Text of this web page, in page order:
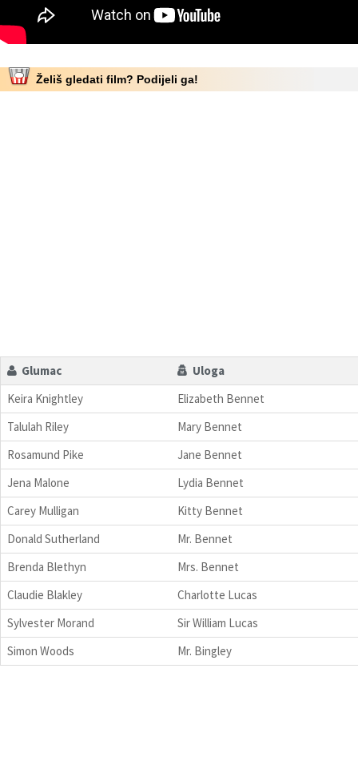
Želiš gledati film? Podijeli ga!
Glumac
Uloga
Keira Knightley
Elizabeth Bennet
Talulah Riley
Mary Bennet
Rosamund Pike
Jane Bennet
Jena Malone
Lydia Bennet
Carey Mulligan
Kitty Bennet
Donald Sutherland
Mr. Bennet
Brenda Blethyn
Mrs. Bennet
Claudie Blakley
Charlotte Lucas
Sylvester Morand
Sir William Lucas
Simon Woods
Mr. Bingley